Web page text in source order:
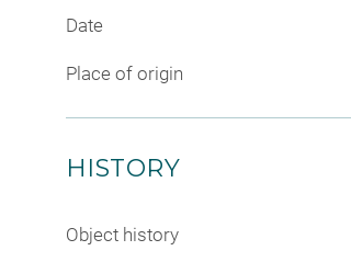
Date
Place of origin
HISTORY
Object history